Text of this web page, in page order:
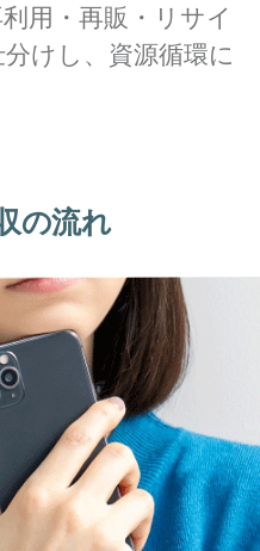
用・再販・リサイ
けし、資源循環に
の流れ